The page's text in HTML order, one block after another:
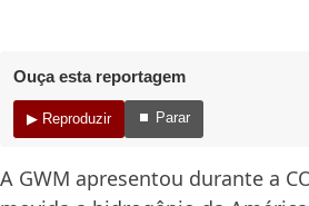
Ouça esta reportagem
▶ Reproduzir ⏹ Parar
A GWM apresentou durante a